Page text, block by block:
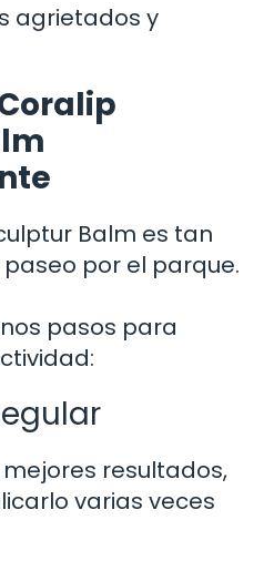
agrietados y
Balm es tan
por el parque.
pasos para
resultados,
varias veces